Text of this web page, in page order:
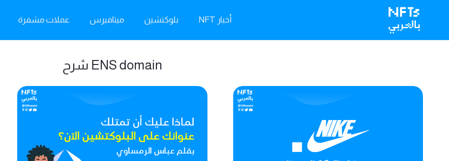
أخبار NFT بلوكتشين ميتافيرس عملات مشفرة
ENS domain شرح